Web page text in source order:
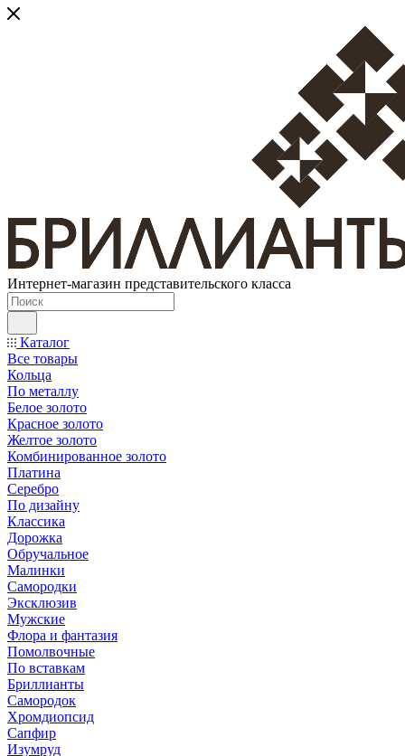
Интернет-магазин представительского класса
Каталог
Все товары
Кольца
По металлу
Белое золото
Красное золото
Желтое золото
Комбинированное золото
Платина
Серебро
По дизайну
Классика
Дорожка
Обручальное
Малинки
Самородки
Эксклюзив
Мужские
Флора и фантазия
Помолвочные
По вставкам
Бриллианты
Самородок
Хромдиопсид
Сапфир
Изумруд